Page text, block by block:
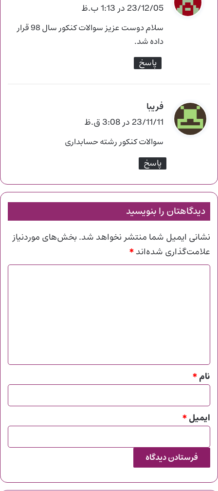
ف
ت
23/12/05 در 1:13 ب.ظ
سلام دوست عزیز سوالات کنکور سال 98 قرار
داده شد.
پاسخ
فریبا
ف
ت
23/11/11 در 3:08 ق.ظ
سوالات کنکور رشته حسابداری
پاسخ
دیدگاهتان را بنویسید
نشانی ایمیل شما منتشر نخواهد شد. بخش‌های موردنیاز
علامت‌گذاری شده‌اند*
*
نام*
ایمیل*